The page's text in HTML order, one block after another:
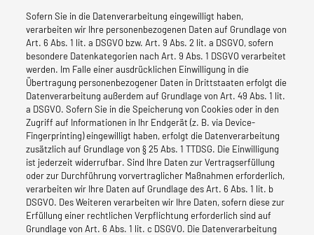
Sofern Sie in die Datenverarbeitung eingewilligt haben,
verarbeiten wir Ihre personenbezogenen Daten auf Grundlage von
Art. 6 Abs. 1 lit. a DSGVO bzw. Art. 9 Abs. 2 lit. a DSGVO, sofern
besondere Datenkategorien nach Art. 9 Abs. 1 DSGVO verarbeitet
werden. Im Falle einer ausdrücklichen Einwilligung in die
Übertragung personenbezogener Daten in Drittstaaten erfolgt die
Datenverarbeitung außerdem auf Grundlage von Art. 49 Abs. 1 lit.
a DSGVO. Sofern Sie in die Speicherung von Cookies oder in den
Zugriff auf Informationen in Ihr Endgerät (z. B. via Device-
Fingerprinting) eingewilligt haben, erfolgt die Datenverarbeitung
zusätzlich auf Grundlage von § 25 Abs. 1 TTDSG. Die Einwilligung
ist jederzeit widerrufbar. Sind Ihre Daten zur Vertragserfüllung
oder zur Durchführung vorvertraglicher Maßnahmen erforderlich,
verarbeiten wir Ihre Daten auf Grundlage des Art. 6 Abs. 1 lit. b
DSGVO. Des Weiteren verarbeiten wir Ihre Daten, sofern diese zur
Erfüllung einer rechtlichen Verpflichtung erforderlich sind auf
Grundlage von Art. 6 Abs. 1 lit. c DSGVO. Die Datenverarbeitung